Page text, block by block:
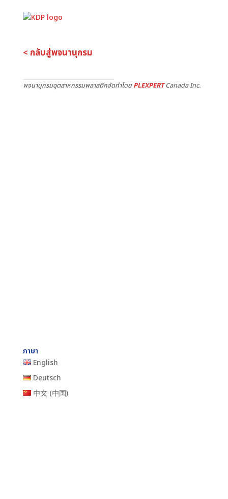
< กลับสู่พจนานุกรม
พจนานุกรมอุตสาหกรรมพลาสติกจัดทำโดยPLEXPERTCanada Inc.
ภาษา
English
Deutsch
中文 (中国)